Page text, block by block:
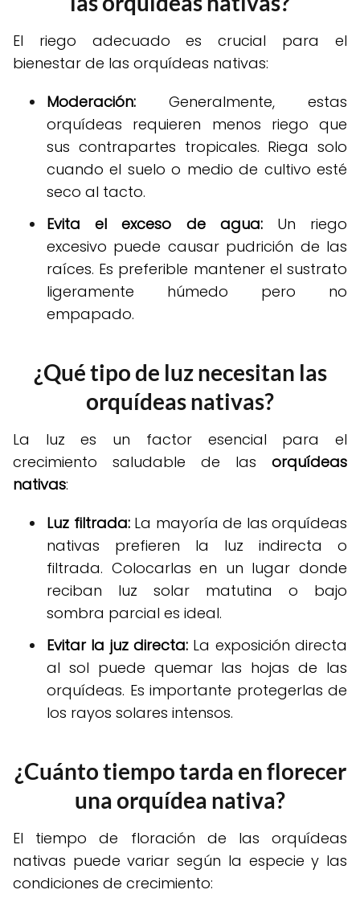
El riego adecuado es crucial para el
bienestar de las orquídeas nativas:
Moderación: Generalmente, estas
orquídeas requieren menos riego que
sus contrapartes tropicales. Riega solo
cuando el suelo o medio de cultivo esté
seco al tacto.
Evita el exceso de agua:Un riego
excesivo puede causar pudrición de las
raíces. Es preferible mantener el sustrato
ligeramente húmedo pero no
empapado.
¿Qué tipo de luz necesitan las
orquídeas nativas?
La luz es un factor esencial para el
crecimiento saludable de las orquídeas
nativas:
Luz filtrada:La mayoría de las orquídeas
nativas prefieren la luz indirecta o
filtrada. Colocarlas en un lugar donde
reciban luz solar matutina o bajo
sombra parcial es ideal.
Evitar la juz directa: La exposición directa
al sol puede quemar las hojas de las
orquídeas. Es importante protegerlas de
los rayos solares intensos.
¿Cuánto tiempo tarda en florecer
una orquídea nativa?
El tiempo de floración de las orquídeas
nativas puede variar según la especie y las
condiciones de crecimiento: